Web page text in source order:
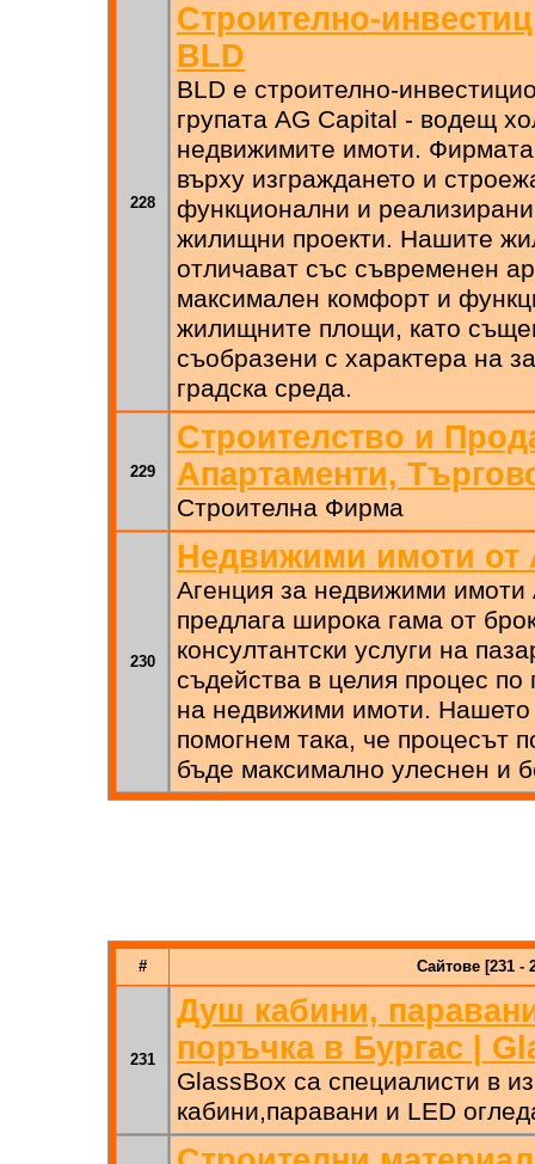
228
Строително-
BLD
BLD е строително-
групата AG Capital - водещ
недвижимите имоти.
върху изграждането и
функционални и реализирани
жилищни проекти. Нашите
отличават със съвременен
максимален комфорт и
жилищните площи, като
съобразени с характера на
градска среда.
229
Строителство и
Апартаменти,
Строителна Фирма
230
Недвижими имоти от
Агенция за недвижими
предлага широка гама от
консултантски услуги на
съдейства в целия процес по
на недвижими имоти.
помогнем така, че процесът
бъде максимално улеснен и
# Сайтове [231 -
231
Душ кабини,
поръчка в Бургас |
GlassBox са специалисти в
кабини,паравани и LED